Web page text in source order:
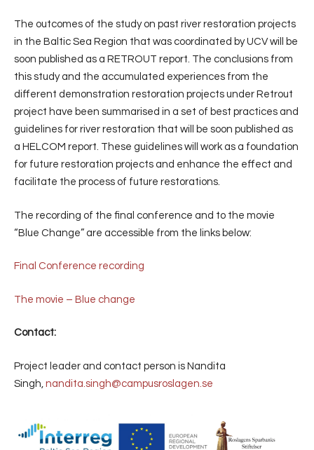
The outcomes of the study on past river restoration projects
in the Baltic Sea Region that was coordinated by UCV will be
soon published as a RETROUT report. The conclusions from
this study and the accumulated experiences from the
different demonstration restoration projects under Retrout
project have been summarised in a set of best practices and
guidelines for river restoration that will be soon published as
a HELCOM report. These guidelines will work as a foundation
for future restoration projects and enhance the effect and
facilitate the process of future restorations.
The recording of the final conference and to the movie
“Blue Change” are accessible from the links below:
Final Conference recording
The movie – Blue change
Contact:
Project leader and contact person is Nandita
Singh, nandita.singh@campusroslagen.se